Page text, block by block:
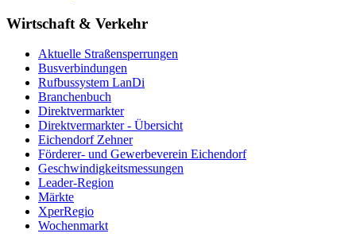
Wirtschaft & Verkehr
Aktuelle Straßensperrungen
Busverbindungen
Rufbussystem LanDi
Branchenbuch
Direktvermarkter
Direktvermarkter - Übersicht
Eichendorf Zehner
Förderer- und Gewerbeverein Eichendorf
Geschwindigkeitsmessungen
Leader-Region
Märkte
XperRegio
Wochenmarkt